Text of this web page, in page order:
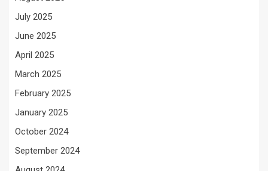
July 2025
June 2025
April 2025
March 2025
February 2025
January 2025
October 2024
September 2024